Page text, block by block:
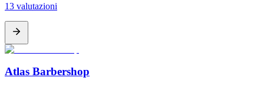
13 valutazioni
Atlas Barbershop